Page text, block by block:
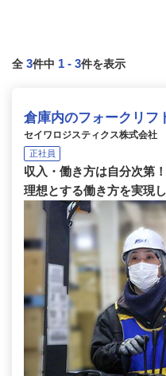
全 3件中 1 - 3件を表示
倉庫内のフォークリフ
セイワロジスティクス株式会社
正社員
収入・働き方は自分次第
理想とする働き方を実現